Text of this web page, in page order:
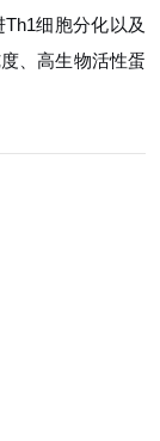
细胞分化以及
、高生物活性蛋